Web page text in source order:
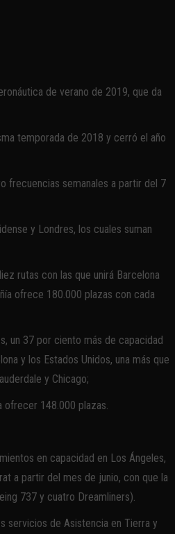
de verano de 2019, que da
temporada de 2018 y cerró el año
frecuencias semanales a partir del 7
y Londres, los cuales suman
rutas con las que unirá Barcelona
ofrece 180.000 plazas con cada
un 37 por ciento más de capacidad
y los Estados Unidos, una más que
y Chicago;
ofrecer 148.000 plazas.
en capacidad en Los Ángeles,
a partir del mes de junio, con que la
737 y cuatro Dreamliners).
servicios de Asistencia en Tierra y